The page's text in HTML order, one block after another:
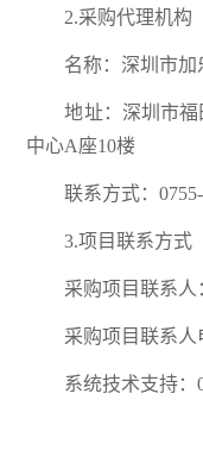
2.采购代理机构
名称：深圳市加
地址：深圳市
中心A座10楼
联系方式：
3.项目联系方式
采购项目联系
采购项目联系人
系统技术支持：